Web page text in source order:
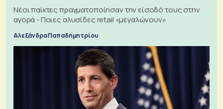
Νέοι παίκτες πραγματοποίησαν την είσοδό τους στην
αγορά - Ποιες αλυσίδες retail «μεγαλώνουν»
Αλεξάνδρα Παπαδημητρίου